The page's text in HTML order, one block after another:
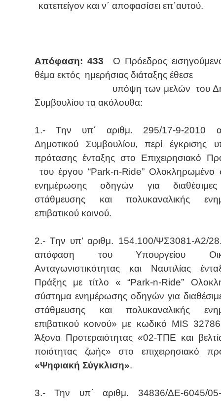
κατεπείγον και ν΄ αποφασίσει επ΄αυτού.
Απόφαση: 433
Ο Πρόεδρος
θέμα εκτός ημερήσιας διάταξης έθεσε
υπόψη των μελών του
Συμβουλίου τα ακόλουθα:
1.- Την υπ΄ αριθμ. 295/17-9-2010
Δημοτικού Συμβουλίου, περί έγκρισης
πρότασης ένταξης στο Επιχειρησιακό
του έργου “Park-n-Ride” Ολοκληρωμένο
ενημέρωσης οδηγών για διαθέσιμες
στάθμευσης και πολυκαναλικής
επιβατικού κοινού.
2.- Την υπ’ αριθμ. 154.100/ΨΣ3081-Α2/
απόφαση του Υπουργείου
Ανταγωνιστικότητας και Ναυτιλίας
Πράξης με τίτλο «“Park-n-Ride”
σύστημα ενημέρωσης οδηγών για
στάθμευσης και πολυκαναλικής
επιβατικού κοινού» με κωδικό MIS
Άξονα Προτεραιότητας «02-ΤΠΕ και
ποιότητας ζωής» στο επιχειρησιακό
«Ψηφιακή Σύγκλιση».
3.- Την υπ΄ αριθμ. 34836/ΔΕ-6045/05-